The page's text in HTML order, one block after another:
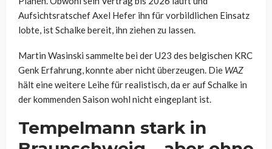
Aufsichtsratschef Axel Hefer ihn für vorbildlichen Einsatz
lobte, ist Schalke bereit, ihn ziehen zu lassen.
Martin Wasinski sammelte bei der U23 des belgischen KRC
Genk Erfahrung, konnte aber nicht überzeugen. Die WAZ
hält eine weitere Leihe für realistisch, da er auf Schalke in
der kommenden Saison wohl nicht eingeplant ist.
Tempelmann stark in